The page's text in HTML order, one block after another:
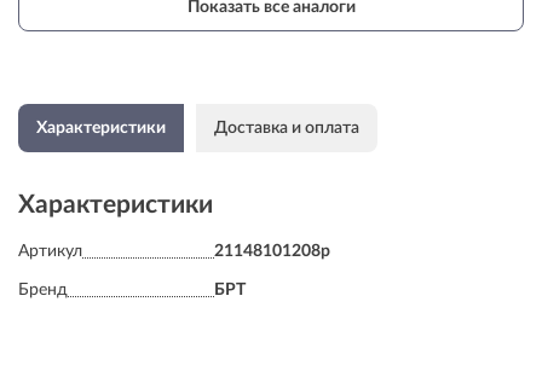
Показать все аналоги
Характеристики Доставка и оплата
Характеристики
Артикул 21148101208p
Бренд БРТ